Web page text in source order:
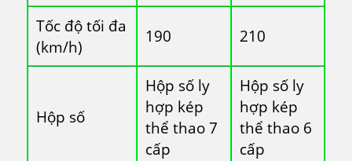
Tốc độ tối đa
(km/h)
190 210
Hộp số
Hộp số ly
hợp kép
thể thao 7
cấp
Hộp số ly
hợp kép
thể thao 6
cấp